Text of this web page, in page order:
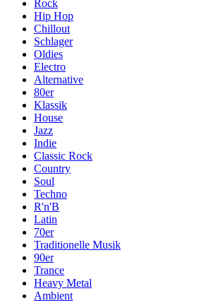
Rock
Hip Hop
Chillout
Schlager
Oldies
Electro
Alternative
80er
Klassik
House
Jazz
Indie
Classic Rock
Country
Soul
Techno
R'n'B
Latin
70er
Traditionelle Musik
90er
Trance
Heavy Metal
Ambient